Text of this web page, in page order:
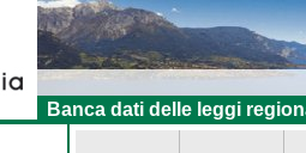
Banca dati delle leggi